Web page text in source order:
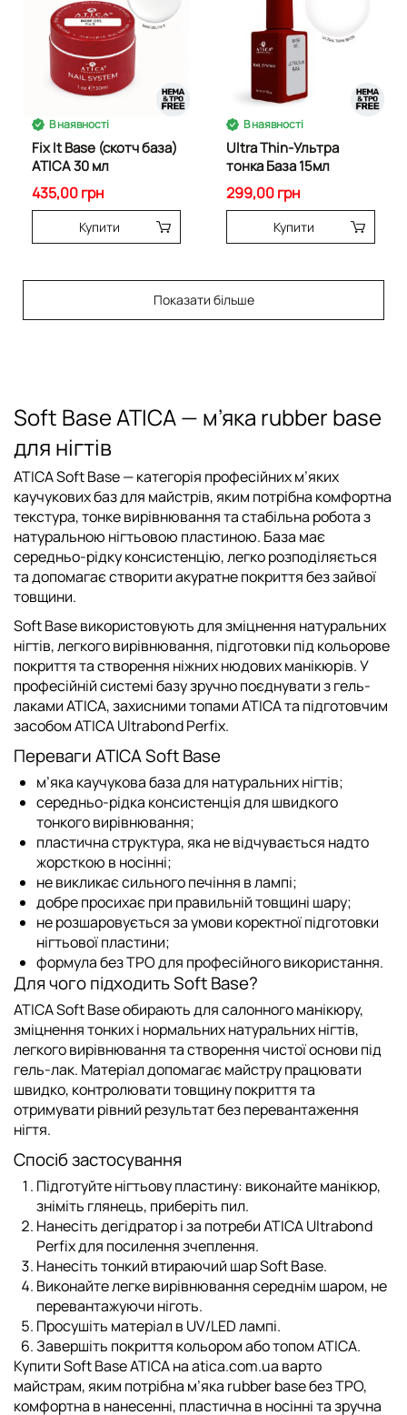
В наявності
Fix It Base (скотч база)
ATICA 30 мл
435,00 грн
Купити
В наявності
Ultra Thin-Ультра
тонка База 15мл
299,00 грн
Купити
Показати більше
Soft Base ATICA — м’яка rubber base
для нігтів
ATICA Soft Base— категорія професійних м’яких
каучукових баз для майстрів, яким потрібна комфортна
текстура, тонке вирівнювання та стабільна робота з
натуральною нігтьовою пластиною. База має
середньо-рідку консистенцію, легко розподіляється
та допомагає створити акуратне покриття без зайвої
товщини.
Soft Base використовують для зміцнення натуральних
нігтів, легкого вирівнювання, підготовки під кольорове
покриття та створення ніжних нюдових манікюрів. У
професійній системі базу зручно поєднувати згель-
лаками ATICA, захиснимитопами ATICAта підготовчим
засобомATICA Ultrabond Perfix.
Переваги ATICA Soft Base
м’яка каучукова база для натуральних нігтів;
середньо-рідка консистенція для швидкого
тонкого вирівнювання;
пластична структура, яка не відчувається надто
жорсткою в носінні;
не викликає сильного печіння в лампі;
добре просихає при правильній товщині шару;
не розшаровується за умови коректної підготовки
нігтьової пластини;
формула без TPO для професійного використання.
Для чого підходить Soft Base?
ATICA Soft Base обирають для салонного манікюру,
зміцнення тонких і нормальних натуральних нігтів,
легкого вирівнювання та створення чистої основи під
гель-лак. Матеріал допомагає майстру працювати
швидко, контролювати товщину покриття та
отримувати рівний результат без перевантаження
нігтя.
Спосіб застосування
Підготуйте нігтьову пластину: виконайте манікюр,
зніміть глянець, приберіть пил.
Нанесіть дегідратор і за потребиATICA Ultrabond
Perfixдля посилення зчеплення.
Нанесіть тонкий втираючий шар Soft Base.
Виконайте легке вирівнювання середнім шаром, не
перевантажуючи ніготь.
Просушіть матеріал в UV/LED лампі.
Завершіть покриття кольором або топом ATICA.
Купити Soft Base ATICA на atica.com.ua варто
майстрам, яким потрібна м’яка rubber base без TPO,
комфортна в нанесенні, пластична в носінні та зручна